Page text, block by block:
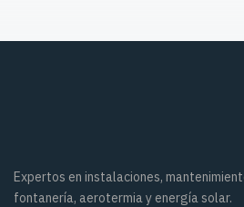
Expertos en instalaciones,
fontanería, aerotermia y energía solar.